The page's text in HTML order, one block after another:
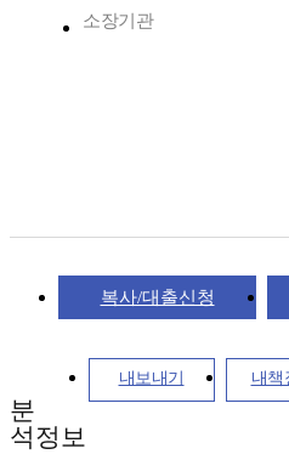
소장기관
복사/대출신청
내보내기 내책
분
석정보